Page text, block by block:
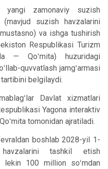
yangi zamonaviy suzish
suzish havzalarini
va ishga tushirish
Respublikasi Turizm
— Qoʻmita) huzuridagi
quvvatlash jamgʻarmasi
belgilaydi.
Davlat xizmatlari
Yagona interaktiv
tomonidan ajratiladi.
boshlab 2028-yil 1-
tashkil etish
lekin 100 million soʻmdan